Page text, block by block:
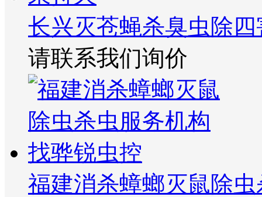
长兴灭苍蝇杀臭虫除
请联系我们询价
福建消杀蟑螂灭鼠除